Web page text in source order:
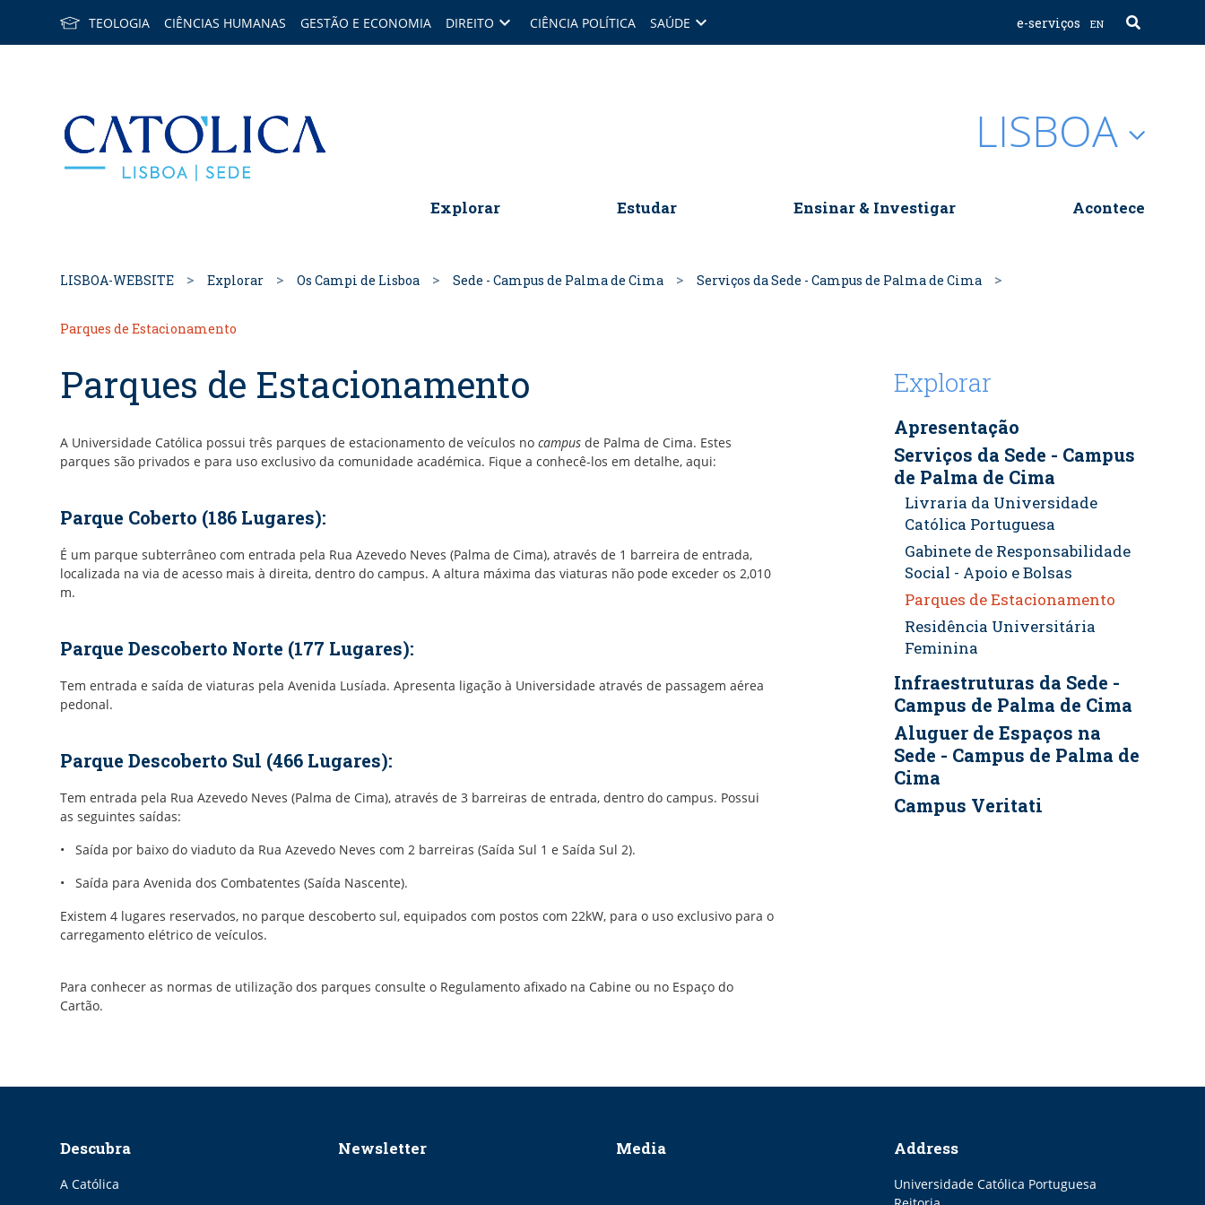
TEOLOGIA CIÊNCIAS HUMANAS GESTÃO E ECONOMIA DIREITO keyboard_arrow_down CIÊNCIA POLÍTICA SAÚDE keyboard_arrow_down e-serviços EN
LISBOA
Explorar Estudar Ensinar & Investigar Acontece
LISBOA-WEBSITE Explorar Os Campi de Lisboa Sede - Campus de Palma de Cima Serviços da Sede - Campus de Palma de Cima
Parques de Estacionamento
Parques de Estacionamento
A Universidade Católica possui três parques de estacionamento de veículos no campus de Palma de Cima. Estes
parques são privados e para uso exclusivo da comunidade académica. Fique a conhecê-los em detalhe, aqui:
Parque Coberto (186 Lugares):
É um parque subterrâneo com entrada pela Rua Azevedo Neves (Palma de Cima), através de 1 barreira de entrada,
localizada na via de acesso mais à direita, dentro do campus. A altura máxima das viaturas não pode exceder os 2,010
m.
Parque Descoberto Norte (177 Lugares):
Tem entrada e saída de viaturas pela Avenida Lusíada. Apresenta ligação à Universidade através de passagem aérea
pedonal.
Parque Descoberto Sul (466 Lugares):
Tem entrada pela Rua Azevedo Neves (Palma de Cima), através de 3 barreiras de entrada, dentro do campus. Possui
as seguintes saídas:
• Saída por baixo do viaduto da Rua Azevedo Neves com 2 barreiras (Saída Sul 1 e Saída Sul 2).
• Saída para Avenida dos Combatentes (Saída Nascente).
Existem 4 lugares reservados, no parque descoberto sul, equipados com postos com 22kW, para o uso exclusivo para o
carregamento elétrico de veículos.
Para conhecer as normas de utilização dos parques consulte o Regulamento afixado na Cabine ou no Espaço do
Cartão.
Explorar
Apresentação
Serviços da Sede - Campus
de Palma de Cima
Livraria da Universidade
Católica Portuguesa
Gabinete de Responsabilidade
Social - Apoio e Bolsas
Parques de Estacionamento
Residência Universitária
Feminina
Infraestruturas da Sede -
Campus de Palma de Cima
Aluguer de Espaços na
Sede - Campus de Palma de
Cima
Campus Veritati
Descubra
A Católica
Newsletter Media Address
Universidade Católica Portuguesa